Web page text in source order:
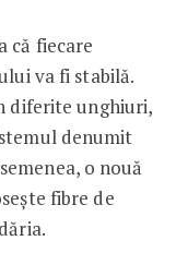
că fiecare
va fi stabilă.
diferite unghiuri,
denumit
o nouă
fibre de